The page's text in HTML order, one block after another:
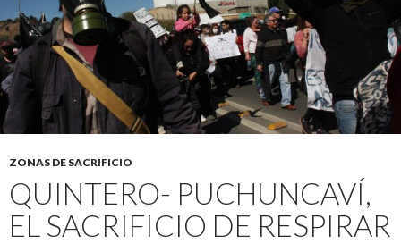
ZONAS DE SACRIFICIO
QUINTERO- PUCHUNCAVÍ,
EL SACRIFICIO DE RESPIRAR